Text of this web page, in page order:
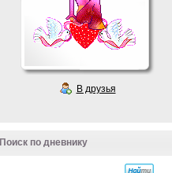
В друзья
Поиск по дневнику